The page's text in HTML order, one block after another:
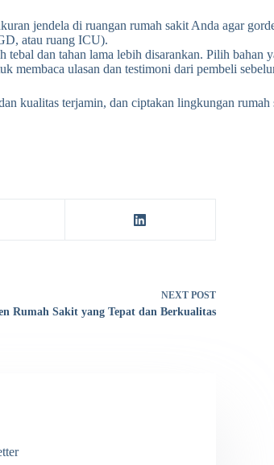
jendela di ruangan rumah sakit Anda agar
atau ruang ICU).
dan tahan lama lebih disarankan. Pilih bahan
membaca ulasan dan testimoni dari pembeli
kualitas terjamin, dan ciptakan lingkungan
NEXT POST
Rumah Sakit yang Tepat dan Berkualitas